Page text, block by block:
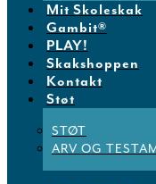
Mit Skoleskak
Gambit®
PLAY!
Skakshoppen
Kontakt
Støt
STØT
ARV OG